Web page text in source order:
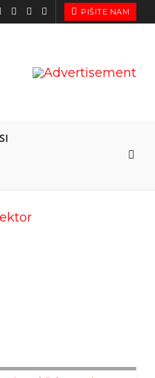
PIŠITE NAM